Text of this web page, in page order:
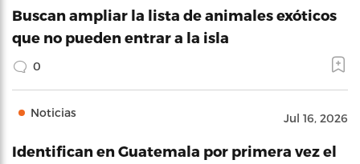
Buscan ampliar la lista de animales exóticos
que no pueden entrar a la isla
0
Noticias Jul 16, 2026
Identifican en Guatemala por primera vez el